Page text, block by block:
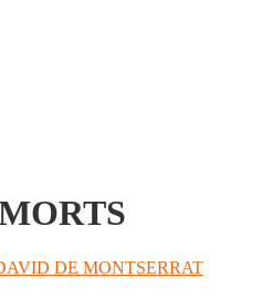
DE MONTSERRAT